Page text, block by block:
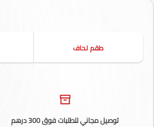
طقم لحاف
توصيل مجاني للطلبات فوق 300 درهم